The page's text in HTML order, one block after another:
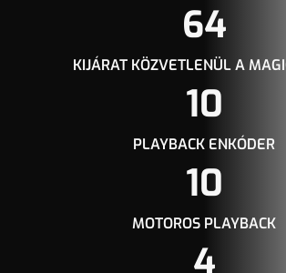
64
KIJÁRAT KÖZVETLENÜL A
10
PLAYBACK ENKÓDER
10
MOTOROS PLAYBACK
4